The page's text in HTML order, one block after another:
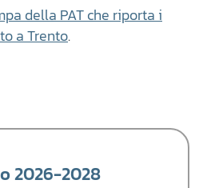
della PAT che riporta i
a Trento.
2026-2028